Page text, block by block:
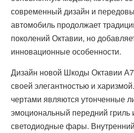
современный дизайн и
автомобиль продолжает
поколений Октавии, но
инновационные особенности.
Дизайн новой Шкоды Октавии А7
своей элегантностью и
чертами являются утонченные
эмоциональный передний
светодиодные фары.